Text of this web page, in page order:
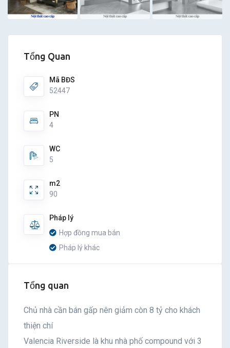
Tổng Quan
Mã BĐS
52447
PN
4
WC
5
m2
90
Pháp lý
Hợp đồng mua bán
Pháp lý khác
Tổng quan
Chủ nhà cần bán gấp nên giảm còn 8 tỷ cho khách
thiện chí
Valencia Riverside là khu nhà phố compound với 3